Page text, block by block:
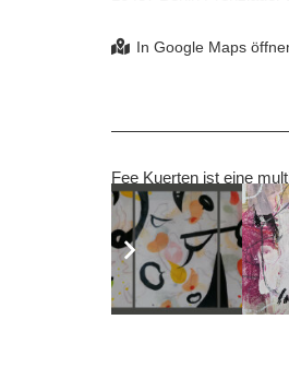
Fee Kuerten ist eine
Malerei und
zu fragmentieren und
kommunikative Offenheit.